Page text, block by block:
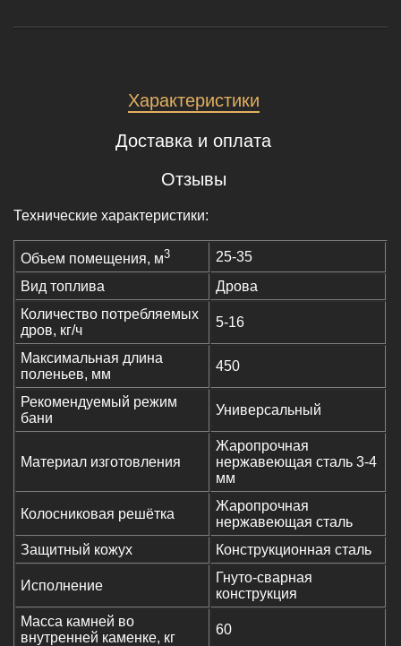
Характеристики
Доставка и оплата
Отзывы
Технические характеристики:
Объем помещения, м3
25-35
Вид топлива
Дрова
Количество потребляемых
дров, кг/ч
5-16
Максимальная длина
поленьев, мм
450
Рекомендуемый режим
бани
Универсальный
Материал изготовления
Жаропрочная
нержавеющая сталь 3-4
мм
Колосниковая решётка
Жаропрочная
нержавеющая сталь
Защитный кожух
Конструкционная сталь
Исполнение
Гнуто-сварная
конструкция
Масса камней во
внутренней каменке, кг
60